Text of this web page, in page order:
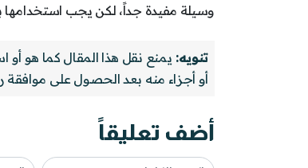
وسيلة مفيدة جداً، لكن يجب استخدامها
تنويه: يمنع نقل هذا المقال كما هو
أو أجزاء منه بعد الحصول على
أضف تعليقاً